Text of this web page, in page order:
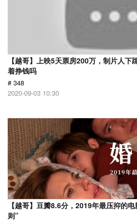
【越哥】上映5天票房200万，制片人
着挣钱吗
# 348
2020-09-03 10:30
【越哥】豆瓣8.6分，2019年最压抑的
则”